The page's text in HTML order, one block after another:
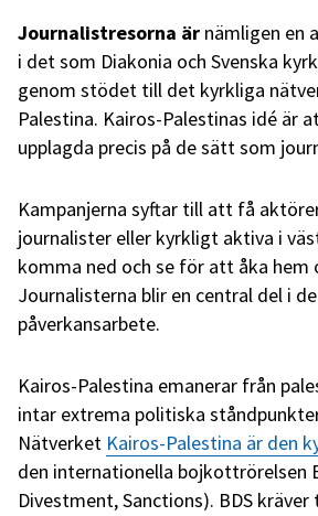
Journalistresorna är nämligen en
i det som Diakonia och Svenska
genom stödet till det kyrkliga
Palestina. Kairos-Palestinas idé är
upplagda precis på de sätt som
Kampanjerna syftar till att få
journalister eller kyrkligt aktiva i
komma ned och se för att åka hem
Journalisterna blir en central del i
påverkansarbete.
Kairos-Palestina emanerar från
intar extrema politiska
Nätverket Kairos-Palestina är den
den internationella bojkottrörelsen
Divestment, Sanctions). BDS